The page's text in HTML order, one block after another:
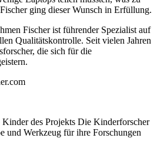
ging dieser Wunsch in Erfüllung.
Fischer ist führender Spezialist auf
Qualitätskontrolle. Seit vielen Jahren
die sich für die
des Projekts Die Kinderforscher
und Werkzeug für ihre Forschungen